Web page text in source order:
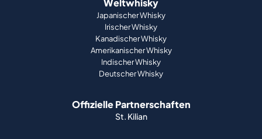
Weltwhisky
Japanischer Whisky
Irischer Whisky
Kanadischer Whisky
Amerikanischer Whisky
Indischer Whisky
Deutscher Whisky
Offizielle Partnerschaften
St. Kilian